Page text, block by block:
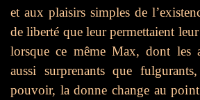
et aux plaisirs simples de
de liberté que leur permettaient
lorsque ce même Max, dont les
aussi surprenants que
pouvoir, la donne change au